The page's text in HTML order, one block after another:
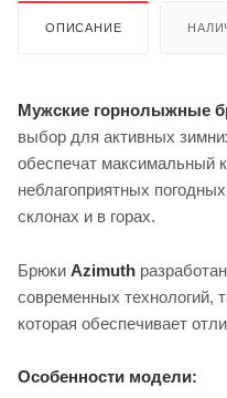
ОПИСАНИЕ
Мужские горнолыжные
выбор для активных
обеспечат максимальный
неблагоприятных
склонах и в горах.
Брюки Azimuth
современных технологий,
которая обеспечивает
Особенности модели: